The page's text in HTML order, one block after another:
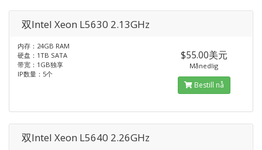
双Intel Xeon L5630 2.13GHz
内存：24GB RAM
硬盘：1TB SATA
带宽：1GB独享
IP数量：5个
$55.00美元
Månedlig
Bestill nå
双Intel Xeon L5640 2.26GHz